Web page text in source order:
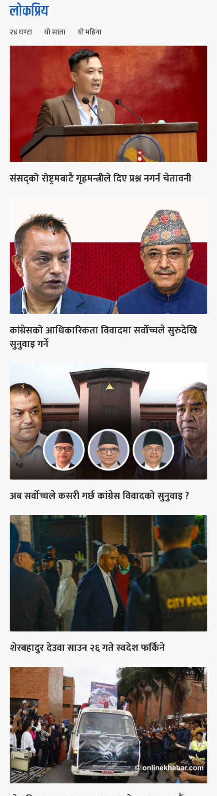
लोकप्रिय
२४ घण्टा यो साता यो महिना
संसद्को रोष्ट्रमबाटै गृहमन्त्रीले दिए प्रश्न नगर्न चेतावनी
कांग्रेसको आधिकारिकता विवादमा सर्वोच्चले सुरुदेखि
सुनुवाइ गर्ने
अब सर्वोच्चले कसरी गर्छ कांग्रेस विवादको सुनुवाइ ?
शेरबहादुर देउवा साउन २६ गते स्वदेश फर्किने